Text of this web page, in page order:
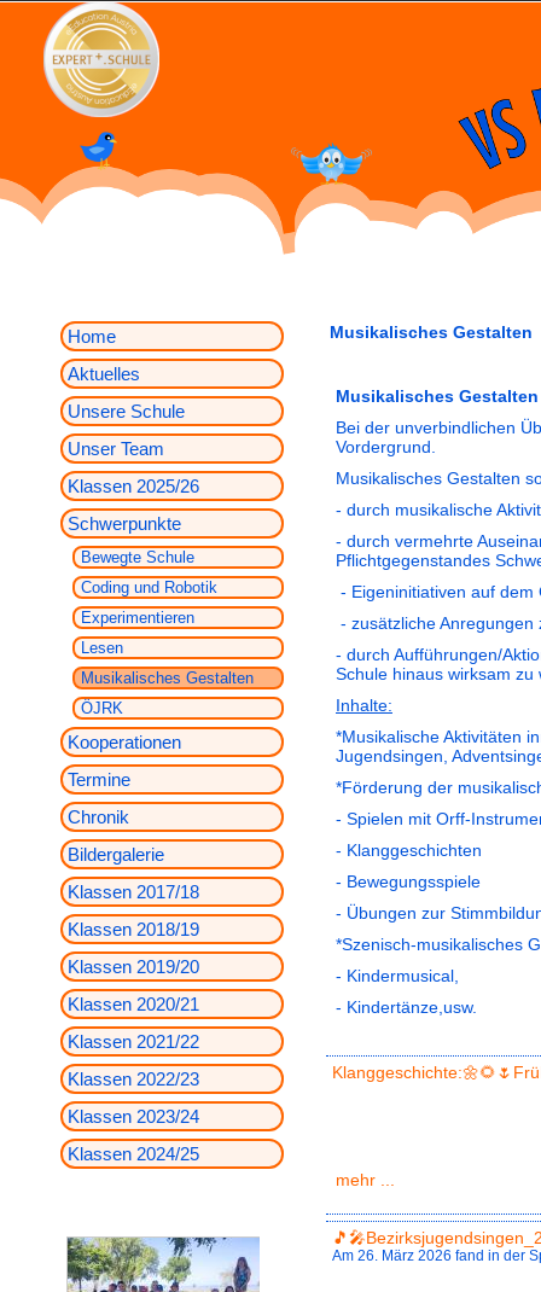
Home
Aktuelles
Unsere Schule
Unser Team
Klassen 2025/26
Schwerpunkte
Bewegte Schule
Coding und Robotik
Experimentieren
Lesen
Musikalisches Gestalten
ÖJRK
Kooperationen
Termine
Chronik
Bildergalerie
Klassen 2017/18
Klassen 2018/19
Klassen 2019/20
Klassen 2020/21
Klassen 2021/22
Klassen 2022/23
Klassen 2023/24
Klassen 2024/25
Musikalisches Gestalten
Musikalisches Gestalten
Bei der unverbindlichen
Vordergrund.
Musikalisches Gestalten
- durch musikalische
- durch vermehrte
Pflichtgegenstandes
- Eigeninitiativen auf
- zusätzliche
- durch Aufführungen/
Schule hinaus wirksam zu
Inhalte:
*Musikalische Aktivitäten
Jugendsingen,
*Förderung der
- Spielen mit Orff-
- Klanggeschichten
- Bewegungsspiele
- Übungen zur
*Szenisch-musikalisches
- Kindermusical,
- Kindertänze,usw.
mehr ...
Am 26. März 2026 fand in der